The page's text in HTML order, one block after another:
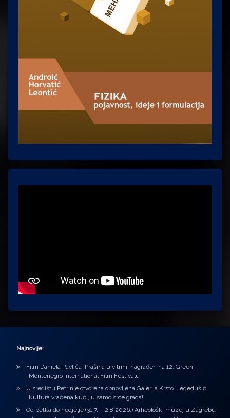
Najnovije:
Film Daniela Pavlića ‘Prašina u vitrini’ nagrađen na 12. Green
Montenegro International Film Festivalu
U središtu Petrinje otvorena obnovljena Galerija Krsto Hegedušić:
Kultura vraćena kući, u samo srce grada!
Od petka do nedjelje (31.7. – 2.8.2026.) Arheološki muzej u Zagrebu